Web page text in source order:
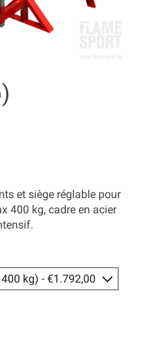
et siège réglable pour
400 kg, cadre en acier